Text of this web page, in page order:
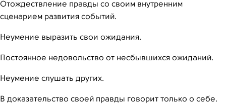
Отождествление правды со своим внутренним
сценарием развития событий.
Неумение выразить свои ожидания.
Постоянное недовольство от несбывшихся ожиданий.
Неумение слушать других.
В доказательство своей правды говорит только о себе.